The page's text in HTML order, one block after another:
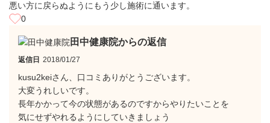
悪い方に戻らぬようにもう少し施術に通います。
0
田中健康院からの返信
返信日 2018/01/27
kusu2keiさん、口コミありがとうございます。
大変うれしいです。
長年かかって今の状態があるのですからやりたいことを
気にせずやれるようにしていきましょう